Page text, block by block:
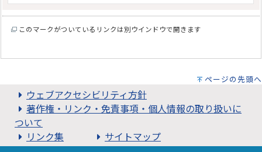
このマークがついているリンクは別ウインドウで開きます
ページの先頭へ
ウェブアクセシビリティ方針
著作権・リンク・免責事項・個人情報の取り扱いに
ついて
リンク集
サイトマップ